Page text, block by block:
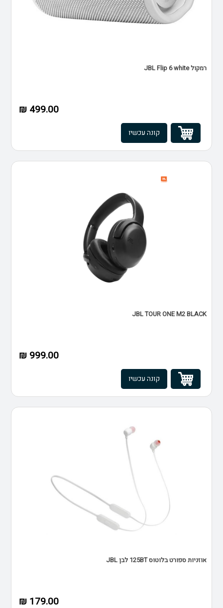
רמקול JBL Flip 6 white
499.00 ₪
קונה עכשיו
JBL TOUR ONE M2 BLACK
999.00 ₪
קונה עכשיו
אוזניות ספורט בלוטוס 125BT לבן JBL
179.00 ₪